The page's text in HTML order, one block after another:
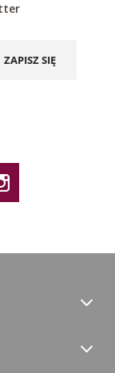
ZAPISZ SIĘ